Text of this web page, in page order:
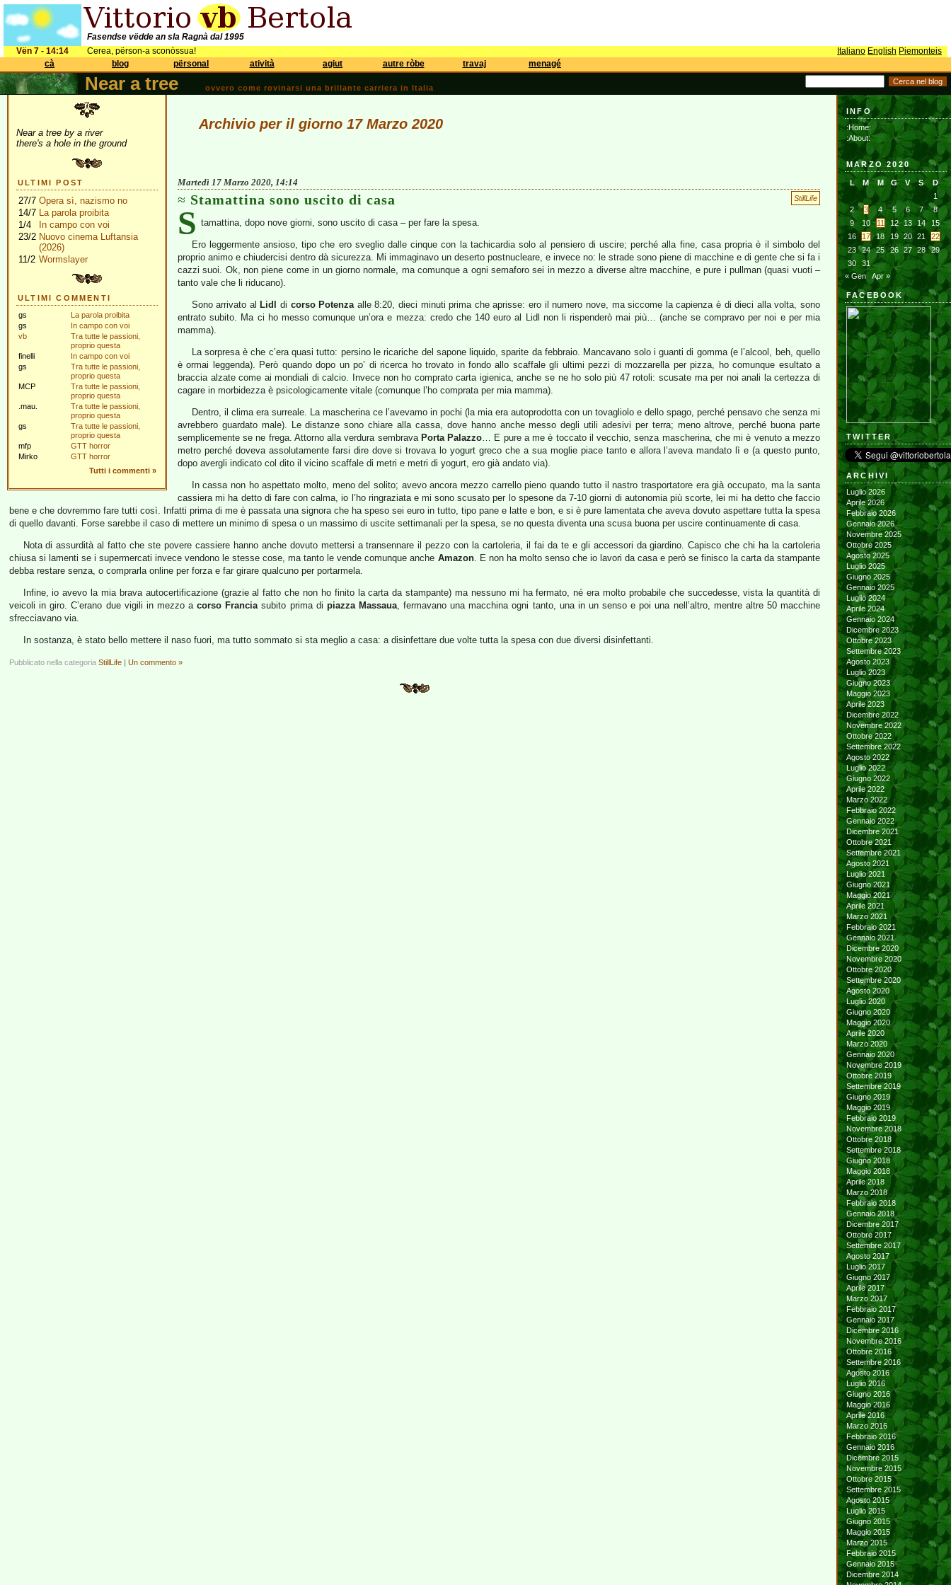
Fasendse vëdde an sla Ragnà dal 1995
Vën 7 - 14:14
Cerea, përson-a sconòssua! Italiano English Piemonteis
cà
blog përsonal atività agiut autre ròbe travaj menagé
Near a tree ovvero come rovinarsi una brillante carriera in Italia
Near a tree by a river
there's a hole in the ground
ULTIMI POST
27/7 Opera sì, nazismo no
14/7 La parola proibita
1/4
In campo con voi
23/2 Nuovo cinema Luftansia
(2026)
11/2 Wormslayer
ULTIMI COMMENTI
gs
La parola proibita
gs
In campo con voi
vb
Tra tutte le passioni,
proprio questa
finelli
In campo con voi
gs
Tra tutte le passioni,
proprio questa
MCP
Tra tutte le passioni,
proprio questa
.mau.
Tra tutte le passioni,
proprio questa
gs
Tra tutte le passioni,
proprio questa
mfp
GTT horror
Mirko
GTT horror
Tutti i commenti »
Archivio per il giorno 17 Marzo 2020
Martedì 17 Marzo 2020, 14:14
StillLife
Stamattina sono uscito di casa
S tamattina, dopo nove giorni, sono uscito di casa – per fare la spesa.
Ero leggermente ansioso, tipo che ero sveglio dalle cinque con la tachicardia solo al pensiero di uscire; perché alla fine, casa propria è il simbolo del
proprio animo e chiudercisi dentro dà sicurezza. Mi immaginavo un deserto postnucleare, e invece no: le strade sono piene di macchine e di gente che si fa i
cazzi suoi. Ok, non piene come in un giorno normale, ma comunque a ogni semaforo sei in mezzo a diverse altre macchine, e pure i pullman (quasi vuoti –
tanto vale che li riducano).
Sono arrivato al Lidl di corso Potenzaalle 8:20, dieci minuti prima che aprisse: ero il numero nove, ma siccome la capienza è di dieci alla volta, sono
entrato subito. Ma ci ho messo comunque un’ora e mezza: credo che 140 euro al Lidl non li rispenderò mai più… (anche se compravo per noi e per mia
mamma).
La sorpresa è che c’era quasi tutto: persino le ricariche del sapone liquido, sparite da febbraio. Mancavano solo i guanti di gomma (e l’alcool, beh, quello
è ormai leggenda). Però quando dopo un po’ di ricerca ho trovato in fondo allo scaffale gli ultimi pezzi di mozzarella per pizza, ho comunque esultato a
braccia alzate come ai mondiali di calcio. Invece non ho comprato carta igienica, anche se ne ho solo più 47 rotoli: scusate ma per noi anali la certezza di
cagare in morbidezza è psicologicamente vitale (comunque l’ho comprata per mia mamma).
Dentro, il clima era surreale. La mascherina ce l’avevamo in pochi (la mia era autoprodotta con un tovagliolo e dello spago, perché pensavo che senza mi
avrebbero guardato male). Le distanze sono chiare alla cassa, dove hanno anche messo degli utili adesivi per terra; meno altrove, perché buona parte
semplicemente se ne frega. Attorno alla verdura sembrava Porta Palazzo… E pure a me è toccato il vecchio, senza mascherina, che mi è venuto a mezzo
metro perché doveva assolutamente farsi dire dove si trovava lo yogurt greco che a sua moglie piace tanto e allora l’aveva mandato lì e (a questo punto,
dopo avergli indicato col dito il vicino scaffale di metri e metri di yogurt, ero già andato via).
In cassa non ho aspettato molto, meno del solito; avevo ancora mezzo carrello pieno quando tutto il nastro trasportatore era già occupato, ma la santa
cassiera mi ha detto di fare con calma, io l’ho ringraziata e mi sono scusato per lo spesone da 7-10 giorni di autonomia più scorte, lei mi ha detto che faccio
bene e che dovremmo fare tutti così. Infatti prima di me è passata una signora che ha speso sei euro in tutto, tipo pane e latte e bon, e si è pure lamentata che aveva dovuto aspettare tutta la spesa
di quello davanti. Forse sarebbe il caso di mettere un minimo di spesa o un massimo di uscite settimanali per la spesa, se no questa diventa una scusa buona per uscire continuamente di casa.
Nota di assurdità al fatto che ste povere cassiere hanno anche dovuto mettersi a transennare il pezzo con la cartoleria, il fai da te e gli accessori da giardino. Capisco che chi ha la cartoleria
chiusa si lamenti se i supermercati invece vendono le stesse cose, ma tanto le vende comunque anche Amazon. E non ha molto senso che io lavori da casa e però se finisco la carta da stampante
debba restare senza, o comprarla online per forza e far girare qualcuno per portarmela.
Infine, io avevo la mia brava autocertificazione (grazie al fatto che non ho finito la carta da stampante) ma nessuno mi ha fermato, né era molto probabile che succedesse, vista la quantità di
veicoli in giro. C’erano due vigili in mezzo acorso Franciasubito prima di piazza Massaua, fermavano una macchina ogni tanto, una in un senso e poi una nell’altro, mentre altre 50 macchine
sfrecciavano via.
In sostanza, è stato bello mettere il naso fuori, ma tutto sommato si sta meglio a casa: a disinfettare due volte tutta la spesa con due diversi disinfettanti.
Pubblicato nella categoria StillLife | Un commento »
INFO
:Home:
:About:
MARZO 2020
L M M G V S
D
1
2
3 4 5 6 7
8
9
10 11 12 13 14
15
16
17 18 19 20 21
22
23
24 25 26 27 28
29
30
31
« Gen
Apr »
FACEBOOK
TWITTER
ARCHIVI
Luglio 2026
Aprile 2026
Febbraio 2026
Gennaio 2026
Novembre 2025
Ottobre 2025
Agosto 2025
Luglio 2025
Giugno 2025
Gennaio 2025
Luglio 2024
Aprile 2024
Gennaio 2024
Dicembre 2023
Ottobre 2023
Settembre 2023
Agosto 2023
Luglio 2023
Giugno 2023
Maggio 2023
Aprile 2023
Dicembre 2022
Novembre 2022
Ottobre 2022
Settembre 2022
Agosto 2022
Luglio 2022
Giugno 2022
Aprile 2022
Marzo 2022
Febbraio 2022
Gennaio 2022
Dicembre 2021
Ottobre 2021
Settembre 2021
Agosto 2021
Luglio 2021
Giugno 2021
Maggio 2021
Aprile 2021
Marzo 2021
Febbraio 2021
Gennaio 2021
Dicembre 2020
Novembre 2020
Ottobre 2020
Settembre 2020
Agosto 2020
Luglio 2020
Giugno 2020
Maggio 2020
Aprile 2020
Marzo 2020
Gennaio 2020
Novembre 2019
Ottobre 2019
Settembre 2019
Giugno 2019
Maggio 2019
Febbraio 2019
Novembre 2018
Ottobre 2018
Settembre 2018
Giugno 2018
Maggio 2018
Aprile 2018
Marzo 2018
Febbraio 2018
Gennaio 2018
Dicembre 2017
Ottobre 2017
Settembre 2017
Agosto 2017
Luglio 2017
Giugno 2017
Aprile 2017
Marzo 2017
Febbraio 2017
Gennaio 2017
Dicembre 2016
Novembre 2016
Ottobre 2016
Settembre 2016
Agosto 2016
Luglio 2016
Giugno 2016
Maggio 2016
Aprile 2016
Marzo 2016
Febbraio 2016
Gennaio 2016
Dicembre 2015
Novembre 2015
Ottobre 2015
Settembre 2015
Agosto 2015
Luglio 2015
Giugno 2015
Maggio 2015
Marzo 2015
Febbraio 2015
Gennaio 2015
Dicembre 2014